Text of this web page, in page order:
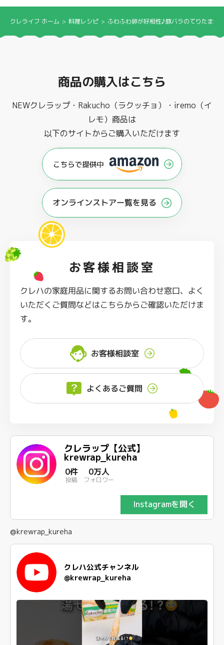
クレライフ ホーム 料理レシピ ふわふわ卵が好相性♪豚バラのてりたま炒
商品の購入はこちら
NEWクレラップ・Rakucho（ラクッチョ）・iremo（イ
レモ）商品は
以下のサイトからご購入いただけます
オンラインストアー覧を見る
お客様相談室
クレハの家庭用品に関するお問い合わせ窓口、よく
いただくご質問などはこちらからご確認いただけま
す。
お客様相談室
よくあるご質問
クレラップ【公式】
krewrap_kureha
0件
投稿
0万人
フォロワー
Instagramを開く
@krewrap_kureha
クレハ公式チャンネル
@krewrap_kureha